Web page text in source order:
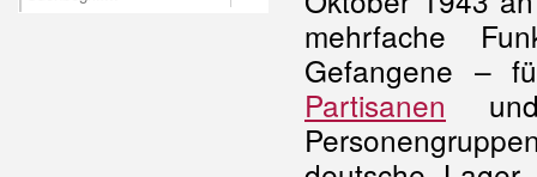
mehrfache
Gefangene –
Partisanen